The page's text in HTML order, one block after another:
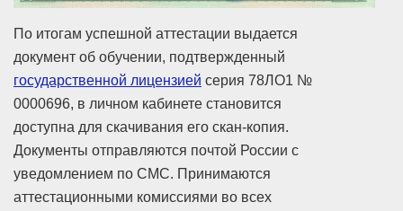
По итогам успешной аттестации выдается
документ об обучении, подтвержденный
государственной лицензией серия 78ЛО1 №
0000696, в личном кабинете становится
доступна для скачивания его скан-копия.
Документы отправляются почтой России с
уведомлением по СМС. Принимаются
аттестационными комиссиями во всех